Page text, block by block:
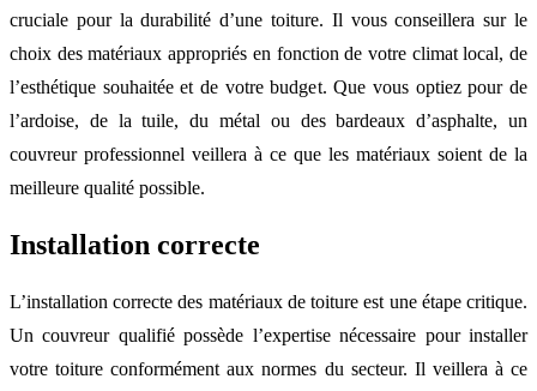
cruciale pour la durabilité d’une toiture. Il vous conseillera sur le
choix des matériaux appropriés en fonction de votre climat local, de
l’esthétique souhaitée et de votre budget. Que vous optiez pour de
l’ardoise, de la tuile, du métal ou des bardeaux d’asphalte, un
couvreur professionnel veillera à ce que les matériaux soient de la
meilleure qualité possible.
Installation correcte
L’installation correcte des matériaux de toiture est une étape critique.
Un couvreur qualifié possède l’expertise nécessaire pour installer
votre toiture conformément aux normes du secteur. Il veillera à ce